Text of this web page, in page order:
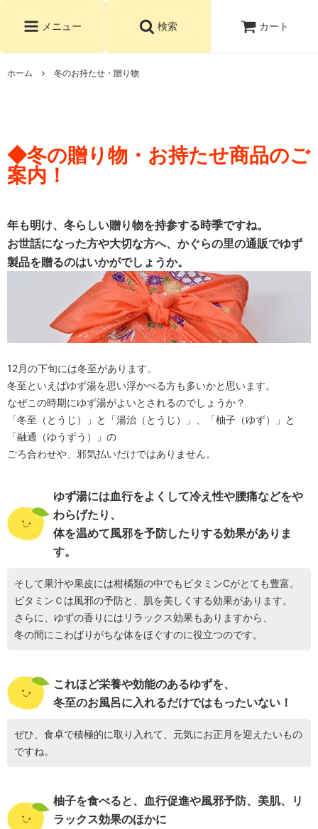
メニュー 検索 カート
ホーム 冬のお持たせ・贈り物
◆冬の贈り物・お持たせ商品のご
案内！
年も明け、冬らしい贈り物を持参する時季ですね。
お世話になった方や大切な方へ、かぐらの里の通販でゆず
製品を贈るのはいかがでしょうか。
12月の下旬には冬至があります。
冬至といえばゆず湯を思い浮かべる方も多いかと思います。
なぜこの時期にゆず湯がよいとされるのでしょうか？
「冬至（とうじ）」と「湯治（とうじ）」、「柚子（ゆず）」と
「融通（ゆうずう）」の
ごろ合わせや、邪気払いだけではありません。
ゆず湯には血行をよくして冷え性や腰痛などをや
わらげたり、
体を温めて風邪を予防したりする効果がありま
す。
そして果汁や果皮には柑橘類の中でもビタミンCがとても豊富。
ビタミンＣは風邪の予防と、肌を美しくする効果があります。
さらに、ゆずの香りにはリラックス効果もありますから、
冬の間にこわばりがちな体をほぐすのに役立つのです。
これほど栄養や効能のあるゆずを、
冬至のお風呂に入れるだけではもったいない！
ぜひ、食卓で積極的に取り入れて、元気にお正月を迎えたいもの
ですね。
柚子を食べると、血行促進や風邪予防、美肌、リ
ラックス効果のほかに